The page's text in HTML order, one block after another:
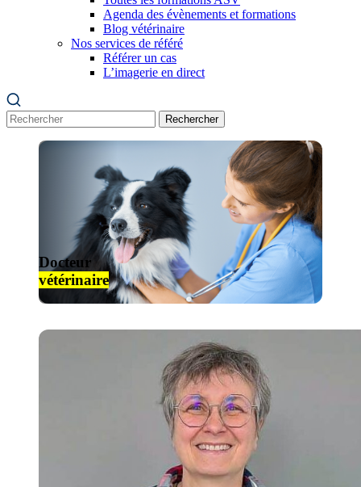
Agenda des évènements et formations
Blog vétérinaire
Nos services de référé
Référer un cas
L’imagerie en direct
Rechercher
Docteur
vétérinaire